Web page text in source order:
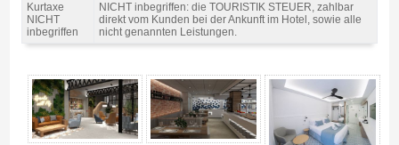
Kurtaxe
NICHT
inbegriffen
NICHT inbegriffen: die TOURISTIK STEUER, zahlbar
direkt vom Kunden bei der Ankunft im Hotel, sowie alle
nicht genannten Leistungen.